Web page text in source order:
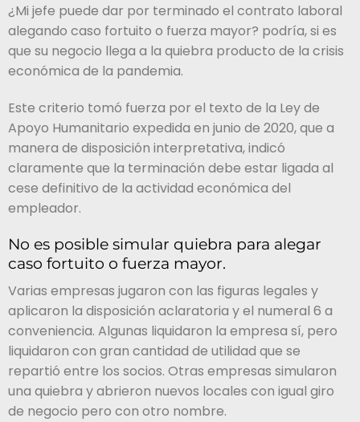
¿Mi jefe puede dar por terminado el contrato laboral
alegando caso fortuito o fuerza mayor? podría, si es
que su negocio llega a la quiebra producto de la crisis
económica de la pandemia.
Este criterio tomó fuerza por el texto de la Ley de
Apoyo Humanitario expedida en junio de 2020, que a
manera de disposición interpretativa, indicó
claramente que la terminación debe estar ligada al
cese definitivo de la actividad económica del
empleador.
No es posible simular quiebra para alegar
caso fortuito o fuerza mayor.
Varias empresas jugaron con las figuras legales y
aplicaron la disposición aclaratoria y el numeral 6 a
conveniencia. Algunas liquidaron la empresa sí, pero
liquidaron con gran cantidad de utilidad que se
repartió entre los socios. Otras empresas simularon
una quiebra y abrieron nuevos locales con igual giro
de negocio pero con otro nombre.